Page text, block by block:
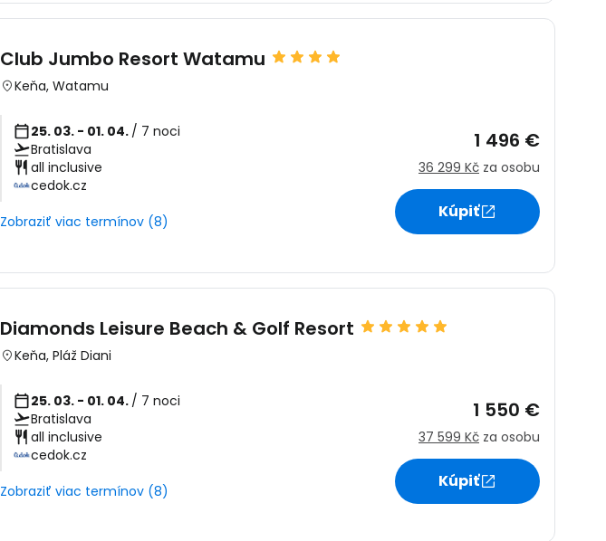
Club Jumbo Resort Watamu
Keňa, Watamu
25. 03. - 01. 04. / 7 noci
Bratislava
all inclusive
cedok.cz
Zobraziť viac termínov (8)
1 496 €
36 299 Kč za osobu
Kúpiť
Diamonds Leisure Beach & Golf Resort
Keňa, Pláž Diani
25. 03. - 01. 04. / 7 noci
Bratislava
all inclusive
cedok.cz
Zobraziť viac termínov (8)
1 550 €
37 599 Kč za osobu
Kúpiť
Pokračovať na Facebooku